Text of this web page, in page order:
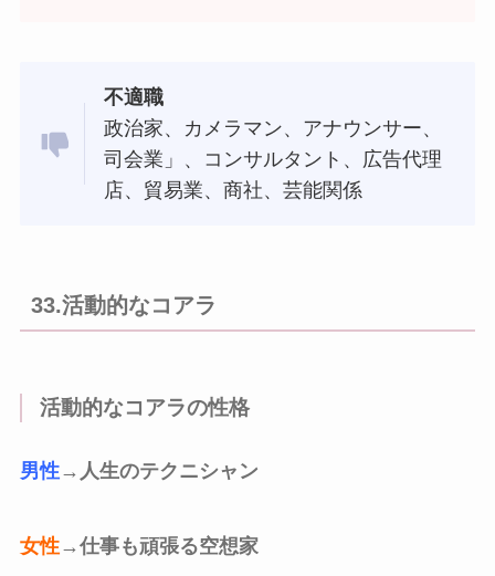
不適職
政治家、カメラマン、アナウンサー、
司会業」、コンサルタント、広告代理
店、貿易業、商社、芸能関係
33.活動的なコアラ
活動的なコアラの性格
男性→人生のテクニシャン
女性→仕事も頑張る空想家